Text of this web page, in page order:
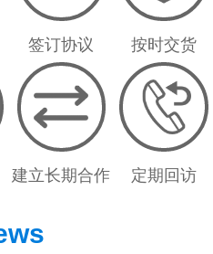
签订协议 按时交货
建立长期合作 定期回访